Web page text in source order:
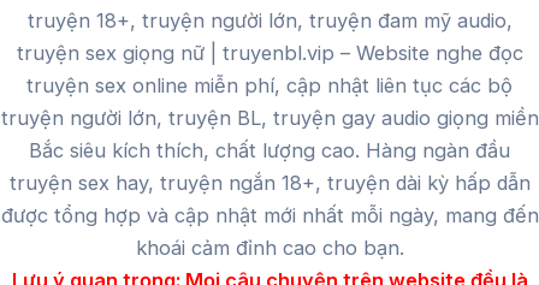
truyện 18+, truyện người lớn, truyện đam mỹ audio,
truyện sex giọng nữ | truyenbl.vip – Website nghe đọc
truyện sex online miễn phí, cập nhật liên tục các bộ
truyện người lớn, truyện BL, truyện gay audio giọng miền
Bắc siêu kích thích, chất lượng cao. Hàng ngàn đầu
truyện sex hay, truyện ngắn 18+, truyện dài kỳ hấp dẫn
được tổng hợp và cập nhật mới nhất mỗi ngày, mang đến
khoái cảm đỉnh cao cho bạn.
Lưu ý quan trọng: Mọi câu chuyện trên website đều là